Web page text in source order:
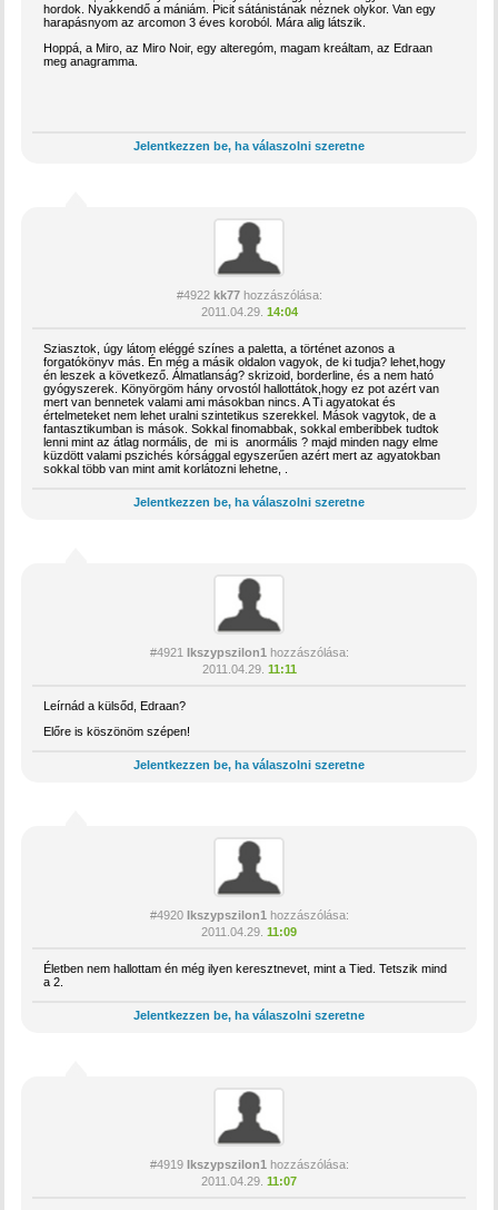
hordok. Nyakkendő a mániám. Picit sátánistának néznek olykor. Van egy
harapásnyom az arcomon 3 éves koroból. Mára alig látszik.
Hoppá, a Miro, az Miro Noir, egy alteregóm, magam kreáltam, az Edraan
meg anagramma.
Jelentkezzen be, ha válaszolni szeretne
#4922 kk77hozzászólása:
2011.04.29. 14:04
Sziasztok, úgy látom eléggé színes a paletta, a történet azonos a
forgatókönyv más. Én még a másik oldalon vagyok, de ki tudja? lehet,hogy
én leszek a következő. Álmatlanság? skrizoid, borderline, és a nem ható
gyógyszerek. Könyörgöm hány orvostól hallottátok,hogy ez pot azért van
mert van bennetek valami ami másokban nincs. A Ti agyatokat és
értelmeteket nem lehet uralni szintetikus szerekkel. Mások vagytok, de a
fantasztikumban is mások. Sokkal finomabbak, sokkal emberibbek tudtok
lenni mint az átlag normális, de mi is anormális ? majd minden nagy elme
küzdött valami pszichés kórsággal egyszerűen azért mert az agyatokban
sokkal több van mint amit korlátozni lehetne, .
Jelentkezzen be, ha válaszolni szeretne
#4921 Ikszypszilon1 hozzászólása:
2011.04.29. 11:11
Leírnád a külsőd, Edraan?
Előre is köszönöm szépen!
Jelentkezzen be, ha válaszolni szeretne
#4920 Ikszypszilon1 hozzászólása:
2011.04.29. 11:09
Életben nem hallottam én még ilyen keresztnevet, mint a Tied. Tetszik mind
a 2.
Jelentkezzen be, ha válaszolni szeretne
#4919 Ikszypszilon1
hozzászólása:
2011.04.29. 11:07